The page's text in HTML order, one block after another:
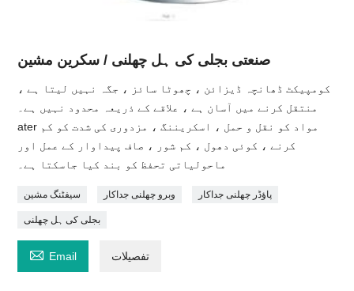
صنعتی بجلی کی ہل چھلنی / سکرین مشین
کومپیکٹ ڈھانچہ ڈیزائن ، چھوٹا سائز ، جگہ نہیں لیتا ہے ،
منتقل کرنے میں آسان ہے ، علاقے کے ذریعہ محدود نہیں ہے۔
ater مواد کو نقل و حمل ، اسکریننگ ، مزدوری کی شدت کو کم
کرنے ، کوئی دھول ، کم شور ، صاف پیداوار کے عمل اور
ماحولیاتی تحفظ کو بند کیا جاسکتا ہے۔
سیفٹنگ مشین وبرو چھلنی جداکار پاؤڈر چھلنی جداکار
بجلی کی ہل چھلنی
 Email تفصیلات